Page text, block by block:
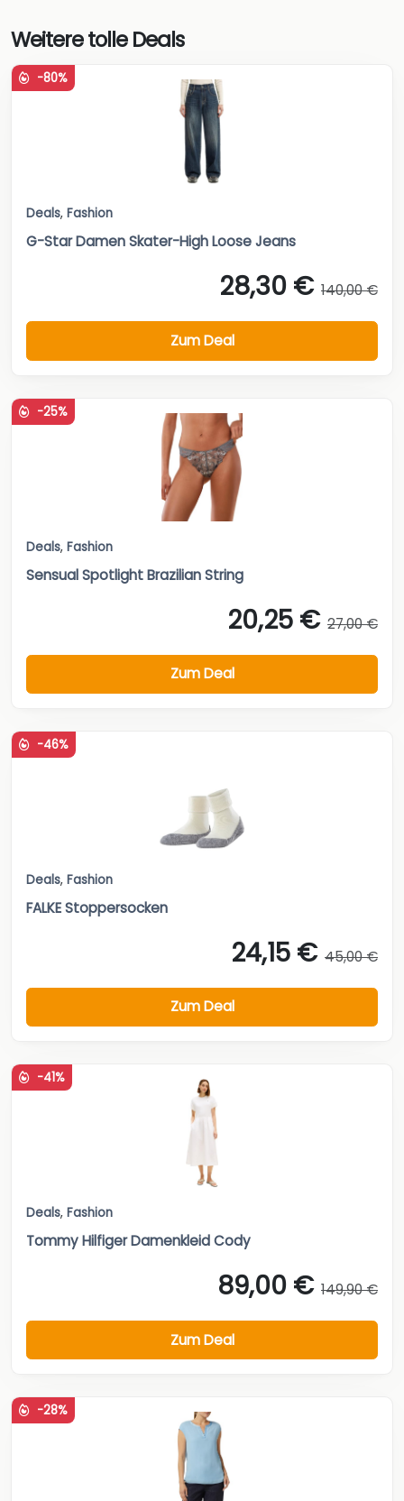
Weitere tolle Deals
-80%
Deals, Fashion
G-Star Damen Skater-High Loose Jeans
28,30 € 140,00 €
Zum Deal
-25%
Deals, Fashion
Sensual Spotlight Brazilian String
20,25 € 27,00 €
Zum Deal
-46%
Deals, Fashion
FALKE Stoppersocken
24,15 € 45,00 €
Zum Deal
-41%
Deals, Fashion
Tommy Hilfiger Damenkleid Cody
89,00 € 149,90 €
Zum Deal
-28%